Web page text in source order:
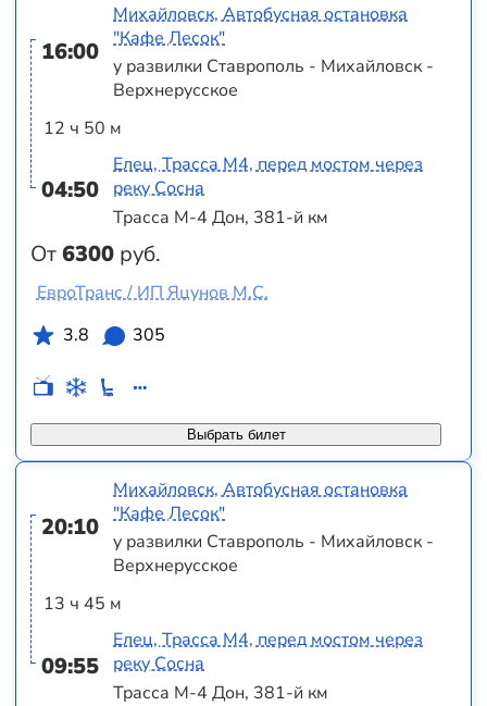
16:00
12 ч 50 м
04:50
От6300 руб.
Михайловск, Автобусная остановка
"Кафе Лесок"
у развилки Ставрополь - Михайловск -
Верхнерусское
Елец, Трасса М4, перед мостом через
реку Сосна
Трасса М-4 Дон, 381-й км
Выбрать билет
ЕвроТранс / ИП Яцунов М.С.
3.8
305
20:10
13 ч 45 м
09:55
Михайловск, Автобусная остановка
"Кафе Лесок"
у развилки Ставрополь - Михайловск -
Верхнерусское
Елец, Трасса М4, перед мостом через
реку Сосна
Трасса М-4 Дон, 381-й км